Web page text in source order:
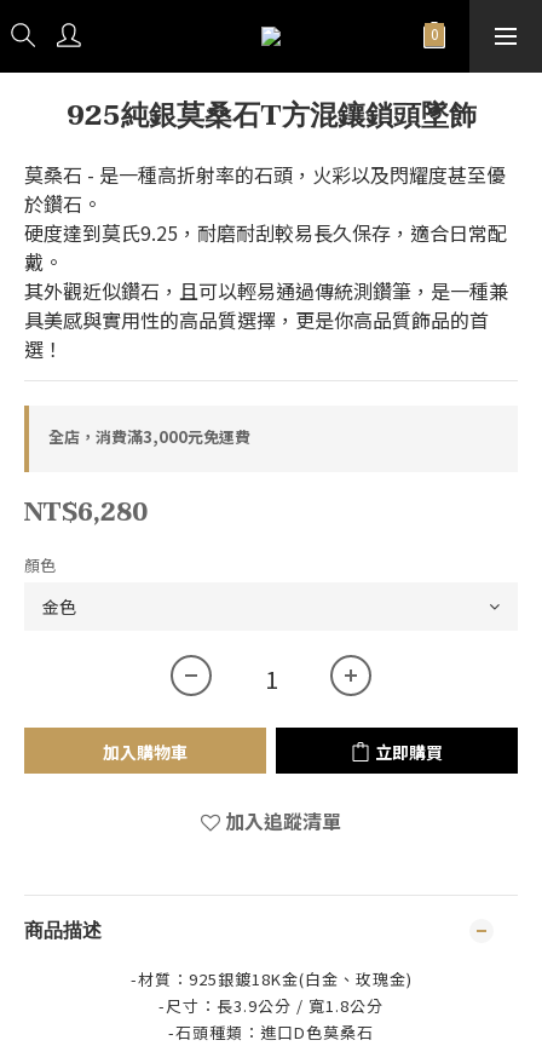
925純銀莫桑石T方混鑲鎖頭墜飾
莫桑石 - 是一種高折射率的石頭，火彩以及閃耀度甚至優
於鑽石。
硬度達到莫氏9.25，耐磨耐刮較易長久保存，適合日常配
戴。
其外觀近似鑽石，且可以輕易通過傳統測鑽筆，是一種兼
具美感與實用性的高品質選擇，更是你高品質飾品的首
選！
全店，消費滿3,000元免運費
NT$6,280
顏色
加入購物車 立即購買
加入追蹤清單
商品描述
-材質：925銀鍍18K金(白金、玫瑰金)
-尺寸：長3.9公分 / 寬1.8公分
-石頭種類：進口D色莫桑石